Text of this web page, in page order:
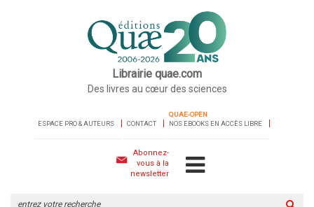
Librairie quae.com
Des livres au cœur des sciences
ESPACE PRO & AUTEURS CONTACT
QUAE-OPEN
NOS EBOOKS EN ACCÈS LIBRE
Abonnez-
vous à la
newsletter